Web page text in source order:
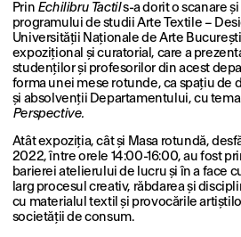
Prin Echilibru Tactils-a dorit o scanare
programului de studii Arte Textile –
Universității Naționale de Arte
expozițional și curatorial, care a
studenților și profesorilor din acest
forma unei mese rotunde, ca spațiu de
și absolvenții Departamentului, cu tema
Perspective.
Atât expoziția, cât și Masa rotundă,
2022, între orele 14:00-16:00, au fost
barierei atelierului de lucru și în a face
larg procesul creativ, răbdarea și
cu materialul textil și provocările
societății de consum.